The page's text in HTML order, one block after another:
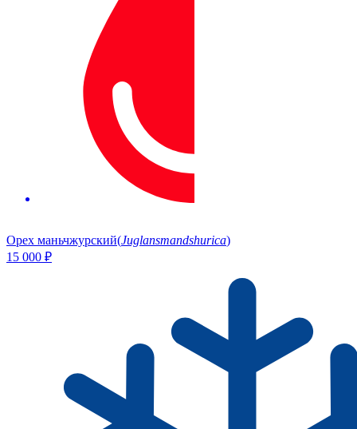
Орех маньчжурский(Juglansmandshurica)
15 000 ₽